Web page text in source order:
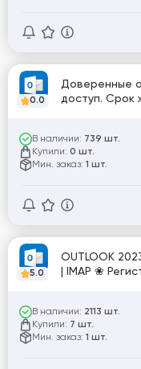
0.0
Доверенные
доступ. Срок
В наличии: 739 шт.
Купили: 0 шт.
Мин. заказ: 1 шт.
5.0
OUTLOOK
| IMAP ❀
В наличии: 2113 шт.
Купили: 7 шт.
Мин. заказ: 1 шт.